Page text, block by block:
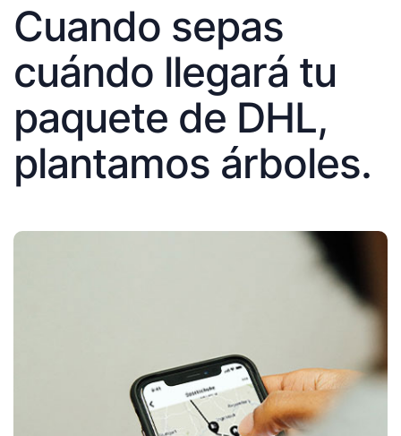
Cuando sepas
cuándo llegará tu
paquete de DHL,
plantamos árboles.